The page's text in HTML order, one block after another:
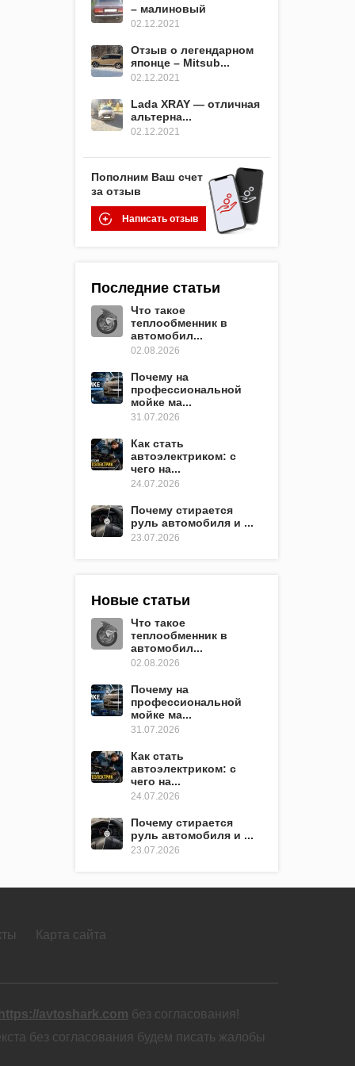
– малиновый
02.12.2021
Отзыв о легендарном
японце – Mitsub...
02.12.2021
Lada XRAY — отличная
альтерна...
02.12.2021
Пополним Ваш счет
за отзыв
Написать отзыв
Последние статьи
Что такое
теплообменник в
автомобил...
02.08.2026
Почему на
профессиональной
мойке ма...
31.07.2026
Как стать
автоэлектриком: с
чего на...
24.07.2026
Почему стирается
руль автомобиля и ...
23.07.2026
Новые статьи
Что такое
теплообменник в
автомобил...
02.08.2026
Почему на
профессиональной
мойке ма...
31.07.2026
Как стать
автоэлектриком: с
чего на...
24.07.2026
Почему стирается
руль автомобиля и ...
23.07.2026
Карта сайта
https://avtoshark.com без согласования!
без согласования будем писать жалобы